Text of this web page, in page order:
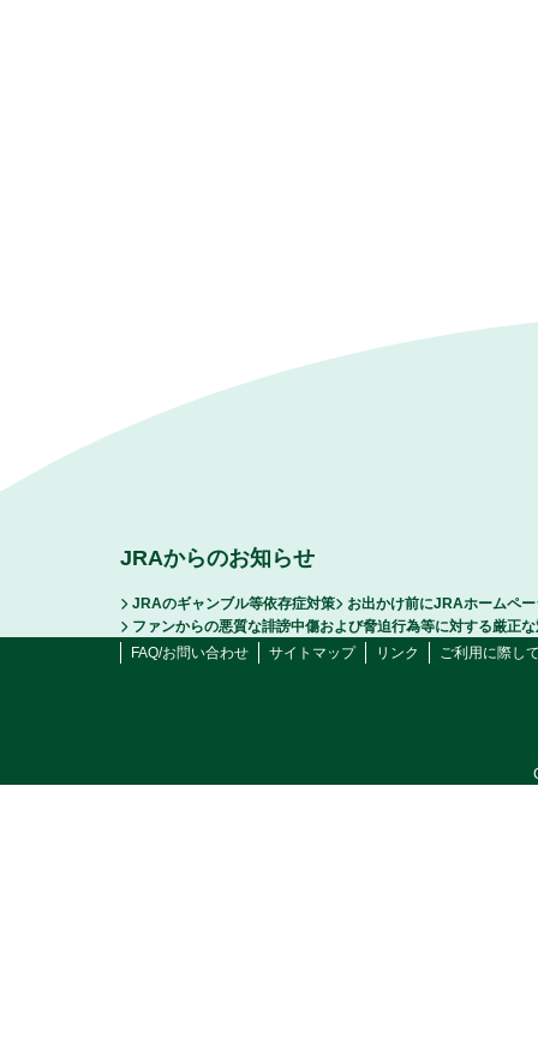
JRAからのお知らせ
JRAのギャンブル等依存症対策
お出かけ前にJRAホームペ
ファンからの悪質な誹謗中傷および脅迫行為等に対する厳正
FAQ/お問い合わせ
サイトマップ リンク ご利用に際し